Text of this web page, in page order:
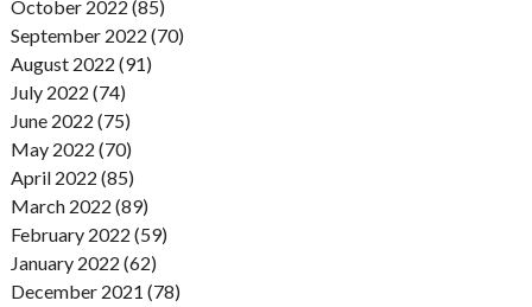
October 2022 (85)
September 2022 (70)
August 2022 (91)
July 2022 (74)
June 2022 (75)
May 2022 (70)
April 2022 (85)
March 2022 (89)
February 2022 (59)
January 2022 (62)
December 2021 (78)